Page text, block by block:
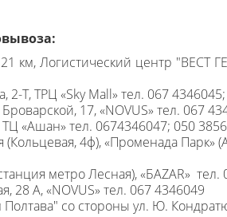
км, Логистический центр "ВЕСТ
2-Т, ТРЦ «Sky Mall» тел. 067
17, «NOVUS» тел. 067
«Ашан» тел. 0674346047; 050
4ф), «Променада Парк»
метро Лесная), «БАZАR» тел.
28 А, «NOVUS» тел. 067 4346049
со стороны ул. Ю.